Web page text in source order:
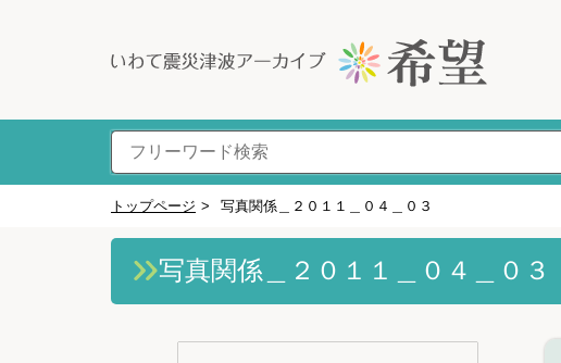
トップページ > 写真関係＿２０１１＿０４＿０３
写真関係＿２０１１＿０４＿０３